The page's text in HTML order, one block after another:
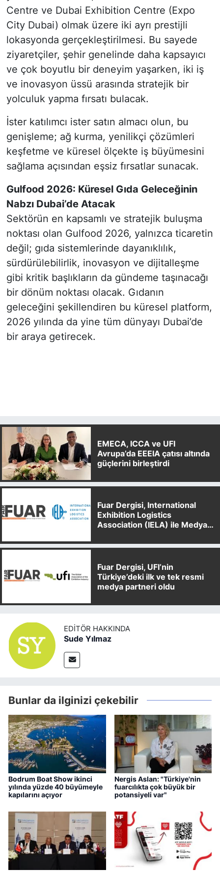
Centre ve Dubai Exhibition Centre (Expo
City Dubai) olmak üzere iki ayrı prestijli
lokasyonda gerçekleştirilmesi. Bu sayede
ziyaretçiler, şehir genelinde daha kapsayıcı
ve çok boyutlu bir deneyim yaşarken, iki iş
ve inovasyon üssü arasında stratejik bir
yolculuk yapma fırsatı bulacak.
İster katılımcı ister satın almacı olun, bu
genişleme; ağ kurma, yenilikçi çözümleri
keşfetme ve küresel ölçekte iş büyümesini
sağlama açısından eşsiz fırsatlar sunacak.
Gulfood 2026: Küresel Gıda Geleceğinin
Nabzı Dubai’de Atacak
Sektörün en kapsamlı ve stratejik buluşma
noktası olan Gulfood 2026, yalnızca ticaretin
değil; gıda sistemlerinde dayanıklılık,
sürdürülebilirlik, inovasyon ve dijitalleşme
gibi kritik başlıkların da gündeme taşınacağı
bir dönüm noktası olacak. Gıdanın
geleceğini şekillendiren bu küresel platform,
2026 yılında da yine tüm dünyayı Dubai’de
bir araya getirecek.
EMECA, ICCA ve UFI
Avrupa’da EEEIA çatısı altında
güçlerini birleştirdi
Fuar Dergisi, International
Exhibition Logistics
Association (IELA) ile Medya
Fuar Dergisi, UFI’nin
Türkiye’deki ilk ve tek resmi
medya partneri oldu
EDITÖR HAKKINDA
Sude Yılmaz
Bunlar da ilginizi çekebilir
Bodrum Boat Show ikinci
yılında yüzde 40 büyümeyle
kapılarını açıyor
Nergis Aslan: "Türkiye'nin
fuarcılıkta çok büyük bir
potansiyeli var"